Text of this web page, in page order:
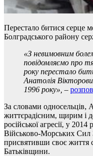
Перестало битися серце
Болградського району
«З невимовним
повідомляємо про
року перестало
Анатолія
1996 року», –
За словами односельців,
життєрадісним, щирим і
російської агресії, у
Військово-Морських
присвятивши своє життя
Батьківщини.